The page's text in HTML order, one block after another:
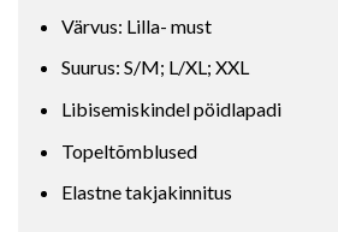
Värvus: Lilla- must
Suurus: S/M; L/XL; XXL
Libisemiskindel pöidlapadi
Topeltõmblused
Elastne takjakinnitus